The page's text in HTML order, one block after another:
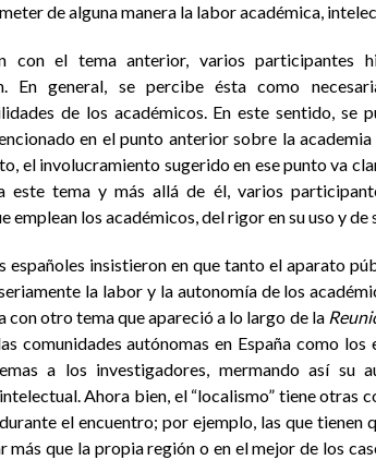
de alguna manera la labor académica,
con el tema anterior, varios participantes
En general, se percibe ésta como
de los académicos. En este sentido, se
en el punto anterior sobre la
el involucramiento sugerido en ese punto va
este tema y más allá de él, varios
emplean los académicos, del rigor en su uso y de
españoles insistieron en que tanto el aparato
la labor y la autonomía de los
con otro tema que apareció a lo largo de la
comunidades autónomas en España como
a los investigadores, mermando así su
Ahora bien, el “localismo” tiene otras
el encuentro; por ejemplo, las que tienen
más que la propia región o en el mejor de los